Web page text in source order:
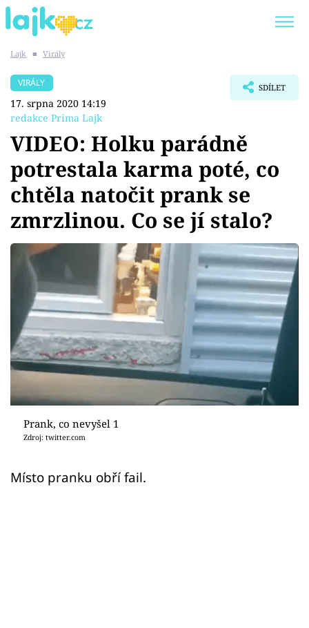
SHOPAHOLICADEL
Témata
Showbyznys
Youtubeři
Virály
Sex a vztahy
Videa
Sledujte prima+
Přihlášení
Sledujte nás
Lajk ■ Virály
VIRÁLY
17. srpna 2020 14:19
redakce Prima Lajk
SDÍLET
VIDEO: Holku parádně
potrestala karma poté, co
chtěla natočit prank se
zmrzlinou. Co se jí stalo?
Prank, co nevyšel 1
Zdroj: twitter.com
Místo pranku obří fail.